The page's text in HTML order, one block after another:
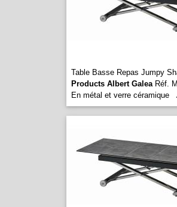
Table Basse Repas Jumpy
Products Albert GaleaRéf.
En métal et verre céramique